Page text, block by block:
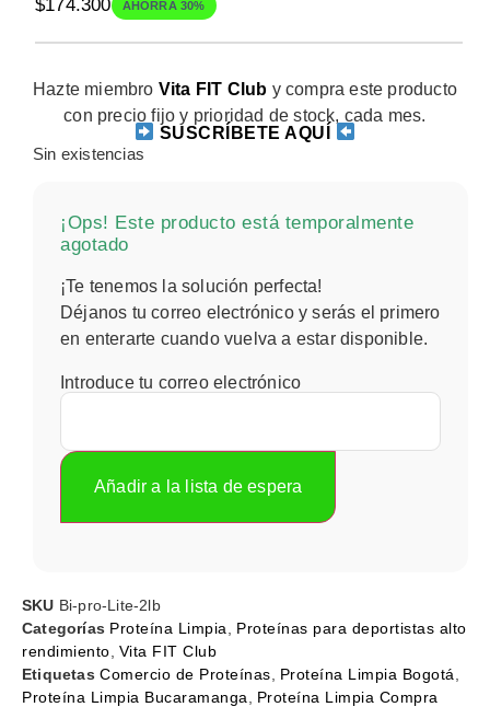
$174.300 AHORRA 30%
Hazte miembro Vita FIT Club y compra este producto
con precio fijo y prioridad de stock, cada mes.
SUSCRÍBETE AQUÍ
Sin existencias
¡Ops! Este producto está temporalmente
agotado
¡Te tenemos la solución perfecta!
Déjanos tu correo electrónico y serás el primero
en enterarte cuando vuelva a estar disponible.
Introduce tu correo electrónico
SKU Bi-pro-Lite-2lb
Categorías Proteína Limpia
Proteínas para deportistas alto
rendimiento Vita FIT Club
Etiquetas Comercio de Proteínas Proteína Limpia Bogotá
Proteína Limpia Bucaramanga
Proteína Limpia Compra